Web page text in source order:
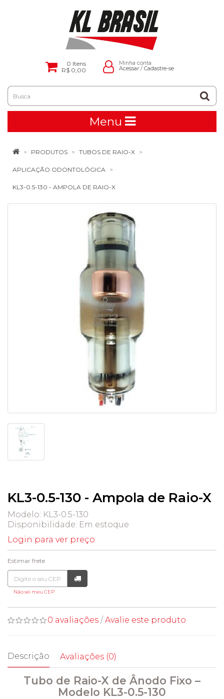
0 Itens
R$ 0,00
Minha conta
Acessar/ Cadastre-se
Menu
PRODUTOS TUBOS DE RAIO-X
APLICAÇÃO ODONTOLÓGICA
KL3-0.5-130 - AMPOLA DE RAIO-X
KL3-0.5-130 - Ampola de Raio-X
Modelo: KL3-0.5-130
Disponibilidade: Em estoque
Login para ver preço
Estimar frete
Não sei meu CEP
0 avaliações / Avalie este produto
Descrição Avaliações (0)
Tubo de Raio-X de Ânodo Fixo –
Modelo KL3-0.5-130